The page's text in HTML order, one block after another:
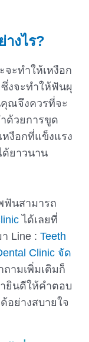
งไร?
ะทำให้เหงือก
งจะทำให้ฟันผุ
ณจึงควรที่จะ
ด้วยการขูด
งือกที่แข็งแรง
ยาวนาน
ฟันสามารถ
ได้เลยที่
Line : Teeth
Clinic จัด
ามเพิ่มเติมก็
ยินดีให้คำตอบ
อย่างสบายใจ